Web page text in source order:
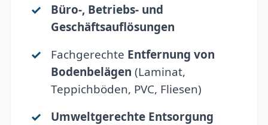
Büro-, Betriebs- und
Geschäftsauflösungen
Fachgerechte Entfernung von
Bodenbelägen (Laminat,
Teppichböden, PVC, Fliesen)
Umweltgerechte Entsorgung